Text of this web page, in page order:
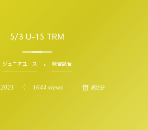
5/3 U-15 TRM
ジュニアユース 練習試合
,2021 1644 views 約2分